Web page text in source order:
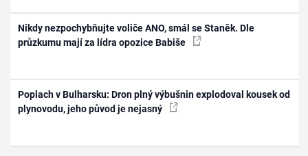
Nikdy nezpochybňujte voliče ANO, smál se Staněk. Dle
průzkumu mají za lídra opozice Babiše
Poplach v Bulharsku: Dron plný výbušnin explodoval kousek od
plynovodu, jeho původ je nejasný